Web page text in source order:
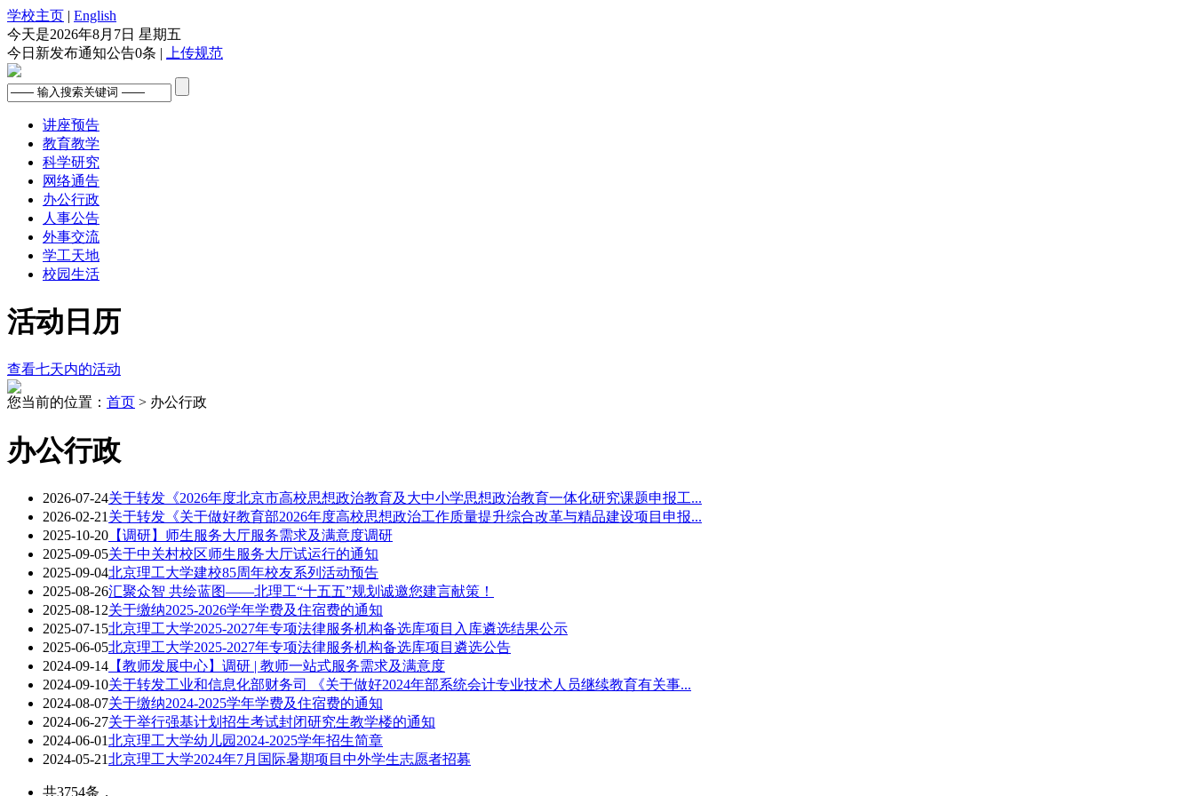
学校主页 | English
今天是2026年8月7日 星期五
今日新发布通知公告0条 | 上传规范
讲座预告
教育教学
科学研究
网络通告
办公行政
人事公告
外事交流
学工天地
校园生活
活动日历
查看七天内的活动
您当前的位置： 首页 > 办公行政
办公行政
2026-07-24关于转发《2026年度北京市高校思想政治教育及大中小学思想政治教育一体化研究课题申报工...
2026-02-21 关于转发《关于做好教育部2026年度高校思想政治工作质量提升综合改革与精品建设项目申报...
2025-10-20 【调研】师生服务大厅服务需求及满意度调研
2025-09-05关于中关村校区师生服务大厅试运行的通知
2025-09-04北京理工大学建校85周年校友系列活动预告
2025-08-26汇聚众智 共绘蓝图——北理工“十五五”规划诚邀您建言献策！
2025-08-12关于缴纳2025-2026学年学费及住宿费的通知
2025-07-15北京理工大学2025-2027年专项法律服务机构备选库项目入库遴选结果公示
2025-06-05北京理工大学2025-2027年专项法律服务机构备选库项目遴选公告
2024-09-14 【教师发展中心】调研 | 教师一站式服务需求及满意度
2024-09-10关于转发工业和信息化部财务司 《关于做好2024年部系统会计专业技术人员继续教育有关事...
2024-08-07关于缴纳2024-2025学年学费及住宿费的通知
2024-06-27关于举行强基计划招生考试封闭研究生教学楼的通知
2024-06-01北京理工大学幼儿园2024-2025学年招生简章
2024-05-21北京理工大学2024年7月国际暑期项目中外学生志愿者招募
共3754条，